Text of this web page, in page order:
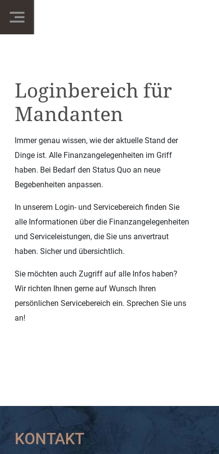
Loginbereich für
Mandanten
Immer genau wissen, wie der aktuelle Stand der
Dinge ist. Alle Finanzangelegenheiten im Griff
haben. Bei Bedarf den Status Quo an neue
Begebenheiten anpassen.
In unserem Login- und Servicebereich finden Sie
alle Informationen über die Finanzangelegenheiten
und Serviceleistungen, die Sie uns anvertraut
haben. Sicher und übersichtlich.
Sie möchten auch Zugriff auf alle Infos haben?
Wir richten Ihnen gerne auf Wunsch Ihren
persönlichen Servicebereich ein. Sprechen Sie uns
an!
KONTAKT